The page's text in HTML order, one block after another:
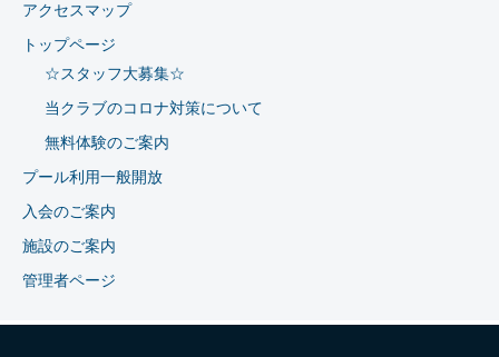
アクセスマップ
トップページ
☆スタッフ大募集☆
当クラブのコロナ対策について
無料体験のご案内
プール利用一般開放
入会のご案内
施設のご案内
管理者ページ